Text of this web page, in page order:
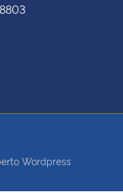
Wordpress